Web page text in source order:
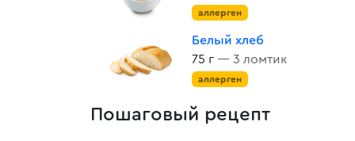
аллерген
Белый хлеб
75 г — 3 ломтик
аллерген
Пошаговый рецепт